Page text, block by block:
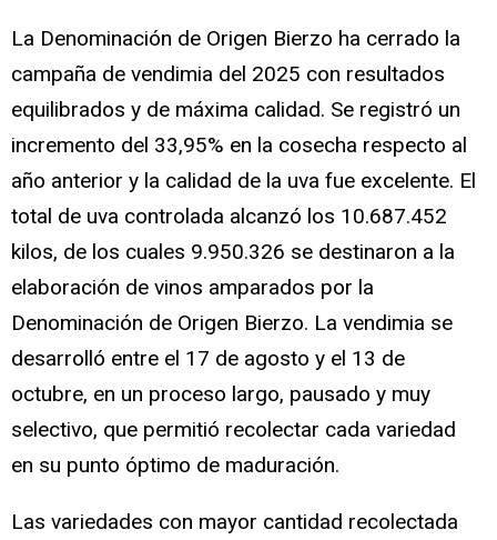
​La Denominación de Origen Bierzo ha cerrado la
campaña de vendimia del 2025 con resultados
equilibrados y de máxima calidad. ​Se registró un
incremento del 33,95% en la cosecha respecto al
año anterior y la calidad de la uva fue excelente. ​El
total de uva controlada alcanzó los 10.687.452
kilos, de los cuales 9.950.326 se destinaron a la
elaboración de vinos amparados por la
Denominación de Origen Bierzo. La vendimia se
desarrolló entre el 17 de agosto y el 13 de
octubre, en un proceso largo, pausado y muy
selectivo, que permitió recolectar cada variedad
en su punto óptimo de maduración.
Las variedades con mayor cantidad recolectada